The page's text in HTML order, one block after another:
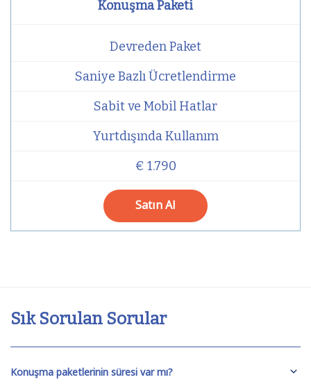
Konuşma Paketi
Devreden Paket
Saniye Bazlı Ücretlendirme
Sabit ve Mobil Hatlar
Yurtdışında Kullanım
€ 1.790
Satın Al
Sık Sorulan Sorular
Konuşma paketlerinin süresi var mı?